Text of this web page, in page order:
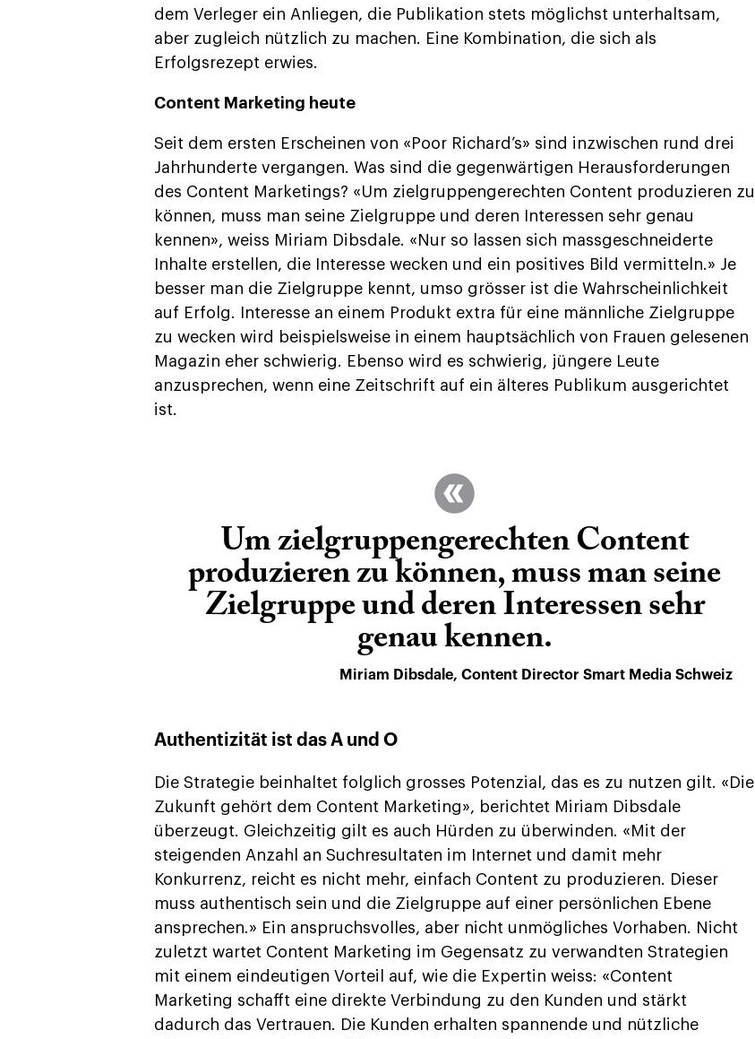
dem Verleger ein Anliegen, die Publikation stets möglichst unterhaltsam,
aber zugleich nützlich zu machen. Eine Kombination, die sich als
Erfolgsrezept erwies.
Content Marketing heute
Seit dem ersten Erscheinen von «Poor Richard’s» sind inzwischen rund drei
Jahrhunderte vergangen. Was sind die gegenwärtigen Herausforderungen
des Content Marketings? «Um zielgruppengerechten Content produzieren zu
können, muss man seine Zielgruppe und deren Interessen sehr genau
kennen», weiss Miriam Dibsdale. «Nur so lassen sich massgeschneiderte
Inhalte erstellen, die Interesse wecken und ein positives Bild vermitteln.» Je
besser man die Zielgruppe kennt, umso grösser ist die Wahrscheinlichkeit
auf Erfolg. Interesse an einem Produkt extra für eine männliche Zielgruppe
zu wecken wird beispielsweise in einem hauptsächlich von Frauen gelesenen
Magazin eher schwierig. Ebenso wird es schwierig, jüngere Leute
anzusprechen, wenn eine Zeitschrift auf ein älteres Publikum ausgerichtet
ist.
Um zielgruppengerechten Content
produzieren zu können, muss man seine
Zielgruppe und deren Interessen sehr
genau kennen.
Miriam Dibsdale, Content Director Smart Media Schweiz
Authentizität ist das A und O
Die Strategie beinhaltet folglich grosses Potenzial, das es zu nutzen gilt. «Die
Zukunft gehört dem Content Marketing», berichtet Miriam Dibsdale
überzeugt. Gleichzeitig gilt es auch Hürden zu überwinden. «Mit der
steigenden Anzahl an Suchresultaten im Internet und damit mehr
Konkurrenz, reicht es nicht mehr, einfach Content zu produzieren. Dieser
muss authentisch sein und die Zielgruppe auf einer persönlichen Ebene
ansprechen.» Ein anspruchsvolles, aber nicht unmögliches Vorhaben. Nicht
zuletzt wartet Content Marketing im Gegensatz zu verwandten Strategien
mit einem eindeutigen Vorteil auf, wie die Expertin weiss: «Content
Marketing schafft eine direkte Verbindung zu den Kunden und stärkt
dadurch das Vertrauen. Die Kunden erhalten spannende und nützliche